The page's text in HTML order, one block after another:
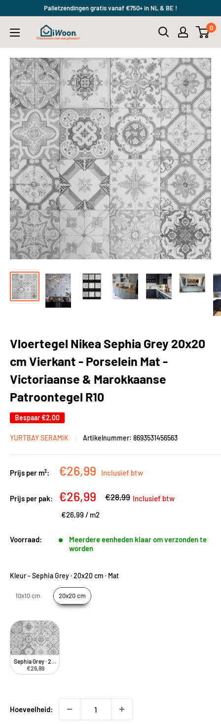
content
Palletzendingen gratis vanaf €750+ in NL & BE !
iWoon.nl 0
Vloertegel Nikea Sephia Grey 20x20
cm Vierkant - Porselein Mat -
Victoriaanse & Marokkaanse
Patroontegel R10
Bespaar€2,00
YURTBAY SERAMIK Artikelnummer: 8693531456563
Prijs per m²: Kortingsprijs
€26,99 Inclusief btw
Prijs per pak: Kortingsprijs
€26,99 Adviesprijs
€28,99 Inclusief btw
€26,99 / m2
Voorraad:
Meerdere eenheden klaar om verzonden te
worden
Kleur- Sephia Grey · 20x20 cm · Mat
10x10 cm 20x20 cm
Sephia Grey · 20x20 cm · Mat
€26,99
Hoeveelheid: